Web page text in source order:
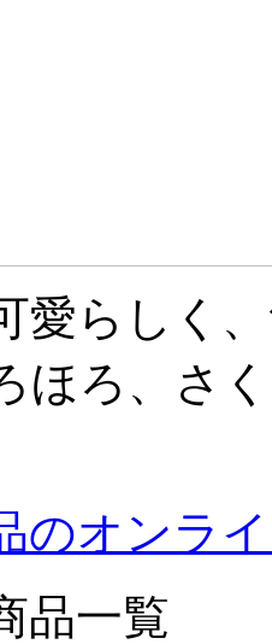
愛らしく
ほろ、さ
のオンラ
品一覧